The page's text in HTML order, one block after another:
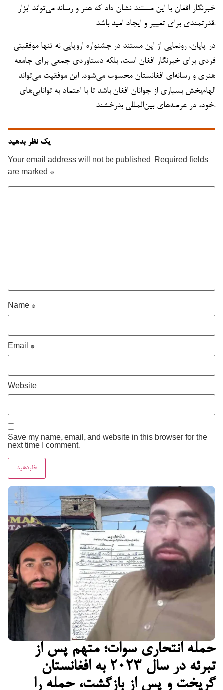
حمله انتحاری سوات؛ متهم پس از
تبرئه در سال ۲۰۲۳ به افغانستان
گریخت و پس از بازگشت، حمله را
خبرنگار افغان با این مستند نشان داد که هنر و رسانه می‌تواند ابزار
قدرتمندی برای تغییر و ایجاد امید باشد.
در پایان، رونمایی از این مستند در جشنواره اروپایی نه تنها موفقیتی
فردی برای خبرنگار افغان است، بلکه دستاوردی جمعی برای جامعه
هنری و رسانه‌ای افغانستان محسوب می‌شود. این موفقیت می‌تواند
الهام‌بخش بسیاری از جوانان افغان باشد تا با اعتماد به توانایی‌های
خود، در عرصه‌های بین‌المللی بدرخشند.
یک نظر بدهید
Your email address will not be published. Required fields
are marked *
Name *
Email *
Website
Save my name, email, and website in this browser for the
next time I comment.